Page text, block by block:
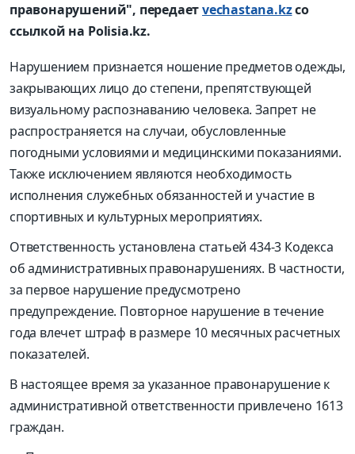
правонарушений", передаетvechastana.kzсо
ссылкой на Polisia.kz.
Нарушением признается ношение предметов одежды,
закрывающих лицо до степени, препятствующей
визуальному распознаванию человека. Запрет не
распространяется на случаи, обусловленные
погодными условиями и медицинскими показаниями.
Также исключением являются необходимость
исполнения служебных обязанностей и участие в
спортивных и культурных мероприятиях.
Ответственность установлена статьей 434-3 Кодекса
об административных правонарушениях. В частности,
за первое нарушение предусмотрено
предупреждение. Повторное нарушение в течение
года влечет штраф в размере 10 месячных расчетных
показателей.
В настоящее время за указанное правонарушение к
административной ответственности привлечено 1613
граждан.